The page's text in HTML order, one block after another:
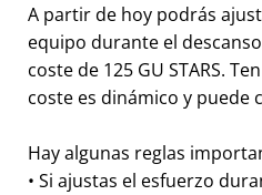
A partir de hoy podrás
equipo durante el
coste de 125 GU STARS.
coste es dinámico y puede
Hay algunas reglas
• Si ajustas el esfuerzo